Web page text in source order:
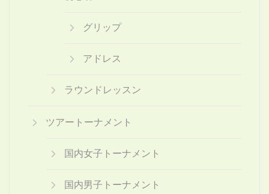
グリップ
アドレス
ラウンドレッスン
ツアートーナメント
国内女子トーナメント
国内男子トーナメント